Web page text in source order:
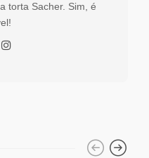
torta Sacher. Sim, é